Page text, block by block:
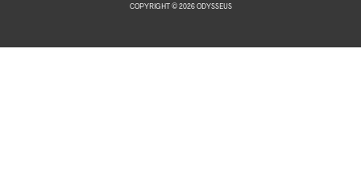
COPYRIGHT © 2026 ODYSSEUS